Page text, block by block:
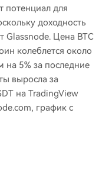
потенциал для
доходность
Glassnode. Цена BTC
колеблется около
на 5% за последние
выросла за
на TradingView
график с